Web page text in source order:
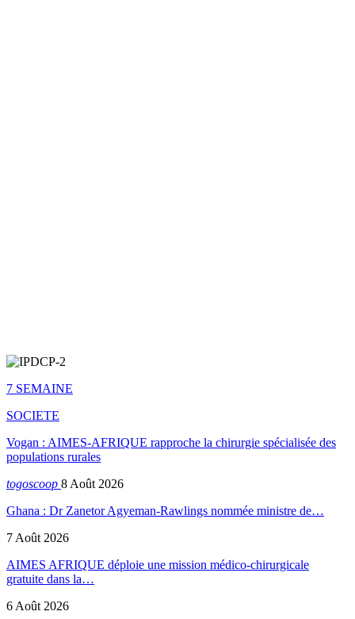
7 SEMAINE
SOCIETE
Vogan : AIMES-AFRIQUE rapproche la chirurgie spécialisée des
populations rurales
togoscoop 8 Août 2026
Ghana : Dr Zanetor Agyeman-Rawlings nommée ministre de…
7 Août 2026
AIMES AFRIQUE déploie une mission médico-chirurgicale
gratuite dans la…
6 Août 2026